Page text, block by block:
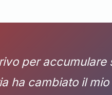
per
ha cambiato il